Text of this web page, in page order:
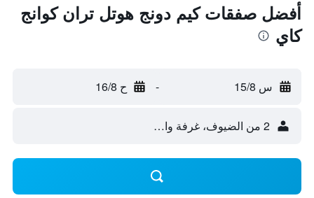
أفضل صفقات كيم دونج هوتل تران كوانج
كاي
س 15/8 - ح 16/8
2 من الضيوف، غرفة واحدة